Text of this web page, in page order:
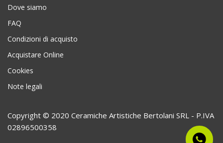
Dove siamo
FAQ
Condizioni di acquisto
Acquistare Online
Cookies
Note legali
Copyright © 2020 Ceramiche Artistiche Bertolani SRL - P.IVA
02896500358